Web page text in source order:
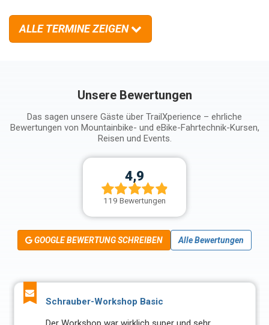
ALLE TERMINE ZEIGEN
Unsere Bewertungen
Das sagen unsere Gäste über TrailXperience – ehrliche
Bewertungen von Mountainbike- und eBike-Fahrtechnik-Kursen,
Reisen und Events.
4,9
119 Bewertungen
GOOGLE BEWERTUNG SCHREIBEN Alle Bewertungen
Schrauber-Workshop Basic